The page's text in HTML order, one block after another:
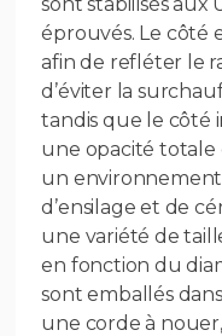
éprouvés. Le côté
afin de refléter le
d’éviter la
tandis que le côté
une opacité
un environnement
d’ensilage et de
une variété de
en fonction du
sont emballés
une corde à